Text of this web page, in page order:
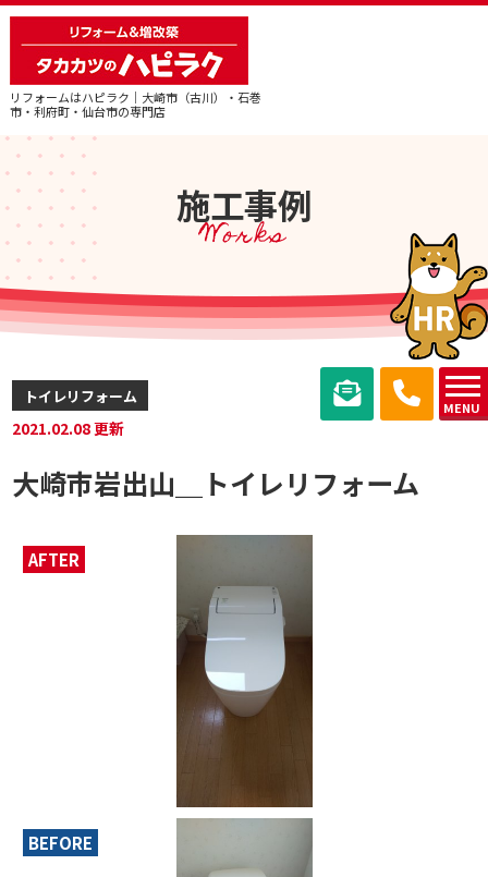
リフォームはハピラク｜大崎市（古川）・石巻
市・利府町・仙台市の専門店
MENU
施工事例
Works
トイレリフォーム
2021.02.08 更新
大崎市岩出山＿トイレリフォーム
AFTER
BEFORE